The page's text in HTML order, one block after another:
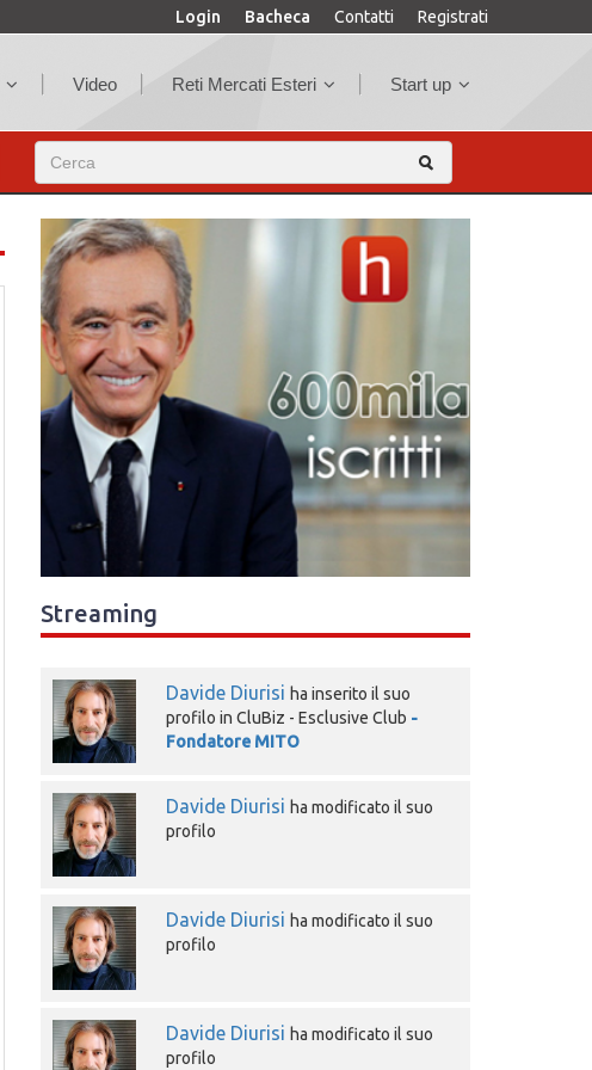
Login Bacheca Contatti Registrati
Video Reti Mercati Esteri Start up
Streaming
Davide Diurisi ha inserito il suo
profilo in CluBiz - Esclusive Club -
Fondatore MITO
Davide Diurisi ha modificato il suo
profilo
Davide Diurisi ha modificato il suo
profilo
Davide Diurisi ha modificato il suo
profilo